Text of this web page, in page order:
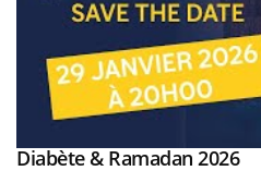
Youtube
Diabète & Ramadan 2026